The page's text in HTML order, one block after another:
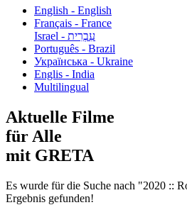
English - English
Français - France
עִבְרִית - Israel
Português - Brazil
Українська - Ukraine
Englis - India
Multilingual
Aktuelle Filme
für Alle
mit GRETA
Es wurde für die Suche nach "2020 ::
Ergebnis gefunden!